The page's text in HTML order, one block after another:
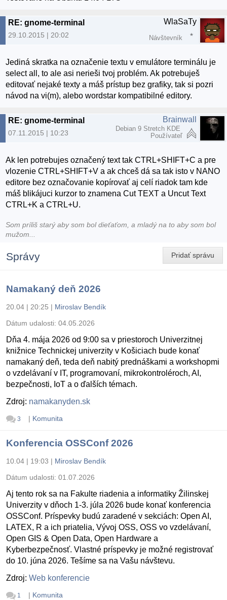
RE: gnome-terminal
29.10.2015 | 20:02
WlaSaTy
Návštevník
Jediná skratka na označenie textu v emulátore terminálu je
select all, to ale asi nerieši tvoj problém. Ak potrebuješ
editovať nejaké texty a máš prístup bez grafiky, tak si pozri
návod na vi(m), alebo wordstar kompatibilné editory.
RE: gnome-terminal
07.11.2015 | 10:23
Brainwall
Debian 9 Stretch KDE
Používateľ
Ak len potrebujes označený text tak CTRL+SHIFT+C a pre
vlozenie CTRL+SHIFT+V a ak chceš dá sa tak isto v NANO
editore bez označovanie kopírovať aj celí riadok tam kde
máš blikájuci kurzor to znamena Cut TEXT a Uncut Text
CTRL+K a CTRL+U.
Som príliš starý aby som bol dieťaťom, a mladý na to aby som bol
mužom...
Pridať správu
Správy
Namakaný deň 2026
20.04 | 20:25 | Miroslav Bendík
Dátum udalosti: 04.05.2026
Dňa 4. mája 2026 od 9:00 sa v priestoroch Univerzitnej
knižnice Technickej univerzity v Košiciach bude konať
namakaný deň, teda deň nabitý prednáškami a workshopmi
o vzdelávaní v IT, programovaní, mikrokontroléroch, AI,
bezpečnosti, IoT a o ďalších témach.
Zdroj: namakanyden.sk
3 | Komunita
Konferencia OSSConf 2026
10.04 | 19:03 | Miroslav Bendík
Dátum udalosti: 01.07.2026
Aj tento rok sa na Fakulte riadenia a informatiky Žilinskej
Univerzity v dňoch 1-3. júla 2026 bude konať konferencia
OSSConf. Príspevky budú zaradené v sekciách: Open AI,
LATEX, R a ich priatelia, Vývoj OSS, OSS vo vzdelávaní,
Open GIS & Open Data, Open Hardware a
Kyberbezpečnosť. Vlastné príspevky je možné registrovať
do 10. júna 2026. Tešíme sa na Vašu návštevu.
Zdroj: Web konferencie
1 | Komunita